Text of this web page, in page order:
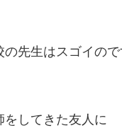
先生はスゴイので
をしてきた友人に